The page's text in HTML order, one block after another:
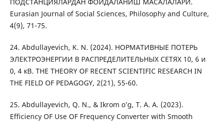
ПОДСТАНЦИЯЛАРДАН ФОЙДАЛАНИШ МАСАЛАЛАРИ.
Eurasian Journal of Social Sciences, Philosophy and Culture,
4(9), 71-75.
24. Abdullayevich, K. N. (2024). НОРМАТИВНЫЕ ПОТЕРЬ
ЭЛЕКТРОЭНЕРГИИ В РАСПРЕДЕЛИТЕЛЬНЫХ СЕТЯХ 10, 6 и
0, 4 кВ. THE THEORY OF RECENT SCIENTIFIC RESEARCH IN
THE FIELD OF PEDAGOGY, 2(21), 55-60.
25. Abdullayevich, Q. N., & Ikrom o’g, T. A. A. (2023).
Efficiency OF Use OF Frequency Converter with Smooth